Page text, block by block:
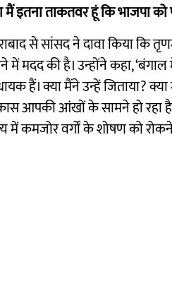
मैं इतना ताकतवर हूं कि भाजपा
से सांसद ने दावा किया कि
में मदद की है। उन्होंने कहा,
हैं। क्या मैंने उन्हें जिताया?
आपकी आंखों के सामने हो रहा
में कमजोर वर्गों के शोषण को